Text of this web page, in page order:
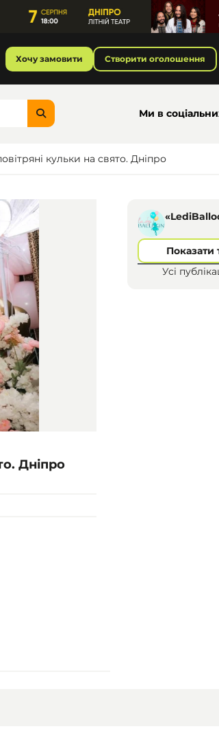
Хочу замовити Створити оголошення
Ми в
кульки на свято. Дніпро
Дніпро
Показати
Усі